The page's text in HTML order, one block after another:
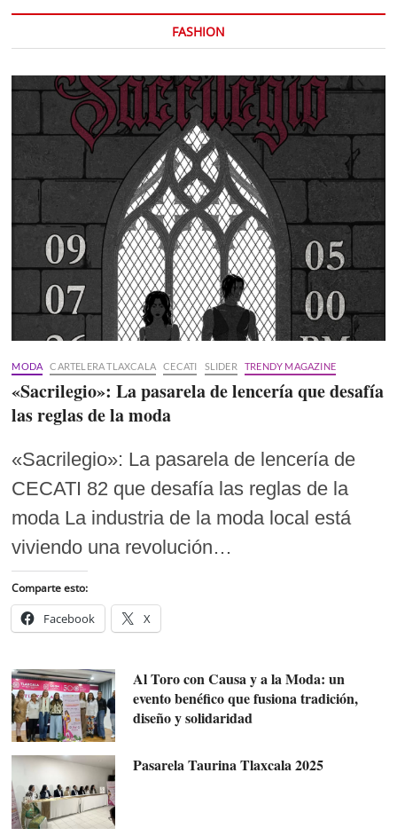
FASHION
MODA CARTELERA TLAXCALA CECATI SLIDER TRENDY MAGAZINE
«Sacrilegio»: La pasarela de lencería que desafía
las reglas de la moda
«Sacrilegio»: La pasarela de lencería de
CECATI 82 que desafía las reglas de la
moda La industria de la moda local está
viviendo una revolución…
Comparte esto:
Facebook X
Al Toro con Causa y a la Moda: un
evento benéfico que fusiona tradición,
diseño y solidaridad
Pasarela Taurina Tlaxcala 2025